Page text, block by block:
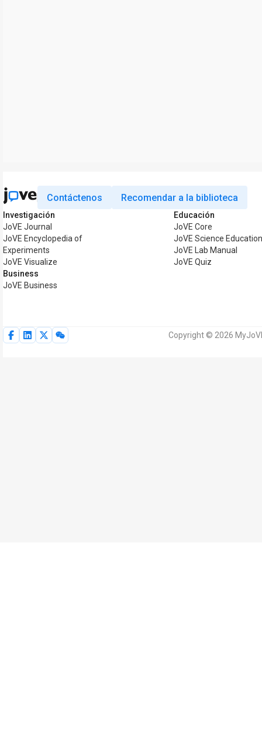
Contáctenos Recomendar a la biblioteca
Investigación
JoVE Journal
JoVE Encyclopedia of
Experiments
JoVE Visualize
Business
JoVE Business
Educación
JoVE Core
JoVE Science Education
JoVE Lab Manual
JoVE Quiz
Copyright © 2026